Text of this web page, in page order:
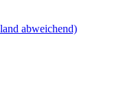
abweichend)